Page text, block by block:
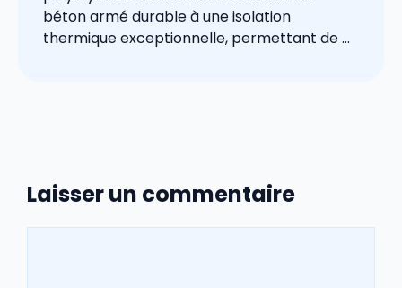
béton armé durable à une isolation
thermique exceptionnelle, permettant de ...
Laisser un commentaire